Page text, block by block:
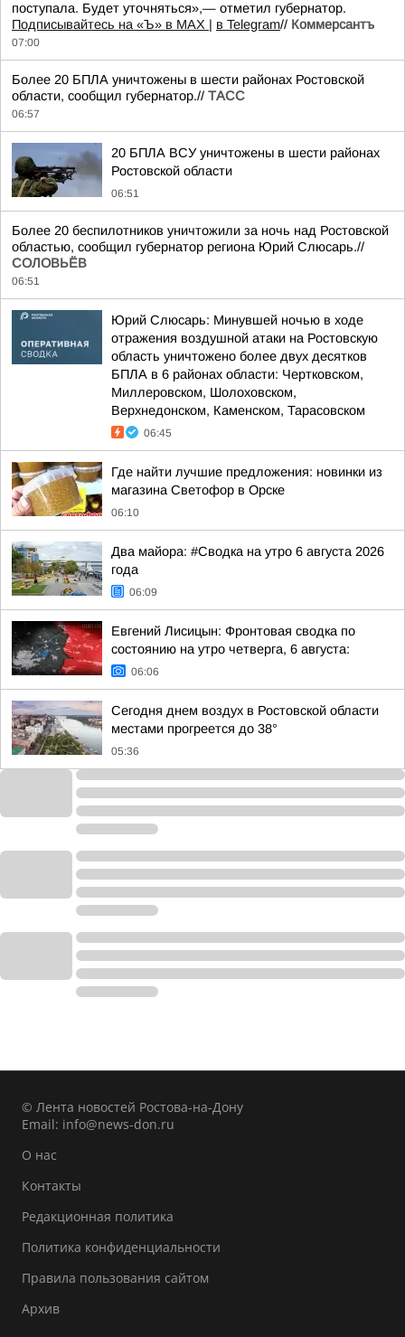
поступала. Будет уточняться»,— отметил губернатор.
Подписывайтесь на «Ъ» в MAX | в Telegram// Коммерсантъ
07:00
Более 20 БПЛА уничтожены в шести районах Ростовской
области, сообщил губернатор.// ТАСС
06:57
20 БПЛА ВСУ уничтожены в шести районах
Ростовской области
06:51
Более 20 беспилотников уничтожили за ночь над Ростовской
областью, сообщил губернатор региона Юрий Слюсарь.//
СОЛОВЬЁВ
06:51
Юрий Слюсарь: Минувшей ночью в ходе
отражения воздушной атаки на Ростовскую
область уничтожено более двух десятков
БПЛА в 6 районах области: Чертковском,
Миллеровском, Шолоховском,
Верхнедонском, Каменском, Тарасовском
06:45
Где найти лучшие предложения: новинки из
магазина Светофор в Орске
06:10
Два майора: #Сводка на утро 6 августа 2026
года
06:09
Евгений Лисицын: Фронтовая сводка по
состоянию на утро четверга, 6 августа:
06:06
Сегодня днем воздух в Ростовской области
местами прогреется до 38°
05:36
© Лента новостей Ростова-на-Дону
Email: info@news-don.ru
О нас
Контакты
Редакционная политика
Политика конфиденциальности
Правила пользования сайтом
Архив